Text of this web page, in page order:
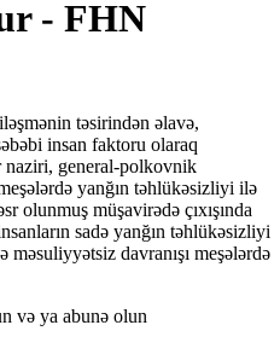
- FHN
təsirindən əlavə,
insan faktoru olaraq
naziri, general-polkovnik
yanğın təhlükəsizliyi ilə
olunmuş müşavirədə çıxışında
sadə yanğın təhlükəsizliyi
məsuliyyətsiz davranışı meşələrdə
və ya abunə olun